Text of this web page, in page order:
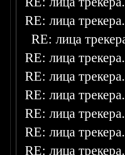
RE: лица трекера.
RE: лица
RE: лица трекера.
RE: лица трекера.
RE: лица трекера.
RE: лица трекера.
RE: лица трекера.
RE: лица трекера.